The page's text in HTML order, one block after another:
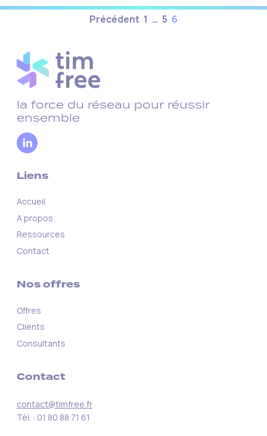
Précédent 1 … 5 6
la force du réseau pour réussir
ensemble
Liens
Accueil
A propos
Ressources
Contact
Nos offres
Offres
Clients
Consultants
Contact
contact@timfree.fr
Tél. : 01 80 88 71 61